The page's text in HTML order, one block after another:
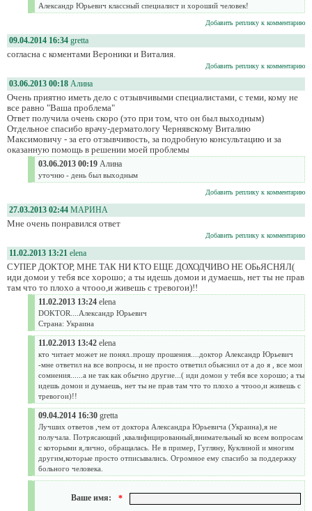
Александр Юрьевич классный специалист и хороший человек!
Добавить реплику к комментарию
09.04.2014 16:34 gretta
согласна с коментами Вероники и Виталия.
Добавить реплику к комментарию
03.06.2013 00:18 Алина
Очень приятно иметь дело с отзывчивыми специалистами, с теми, кому не
все равно "Ваша проблема"
Ответ получила очень скоро (это при том, что он был выходным)
Отдельное спасибо врачу-дерматологу Чернявскому Виталию
Максимовичу - за его отзывчивость, за подробную консультацию и за
оказанную помощь в решении моей проблемы
03.06.2013 00:19 Алина
уточню - день был выходным
Добавить реплику к комментарию
27.03.2013 02:44 МАРИНА
Мне очень понравился ответ
Добавить реплику к комментарию
11.02.2013 13:21 elena
СУПЕР ДОКТОР, МНЕ ТАК НИ КТО ЕЩЕ ДОХОДЧИВО НЕ ОБьЯСНЯЛ(
иди домои у тебя все хорошо; а ты идешь домои и думаешь, нет ты не прав
там что то плохо а чтооо,и живешь с тревогои)!!
11.02.2013 13:24 elena
DOKTOR....Александр Юрьевич
Страна: Украина
11.02.2013 13:42 elena
кто читает может не понял..прошу прошения....доктор Александр Юрьевич
-мне ответил на все вопросы, и не просто ответил обьяснил от а до я , все мои
сомнения......а не так как обычно другие...( иди домои у тебя все хорошо; а ты
идешь домои и думаешь, нет ты не прав там что то плохо а чтооо,и живешь с
тревогои)!!
09.04.2014 16:30 gretta
Лучших ответов ,чем от доктора Александра Юрьевича (Украина),я не
получала. Потрясающий ,квалифицированный,внимательный ко всем вопросам
с которыми я,лично, обращалась. Не в пример, Гугляну, Куклиной и многим
другим,которые просто отписывались. Огромное ему спасибо за поддержку
больного человека.
Ваше имя:
*